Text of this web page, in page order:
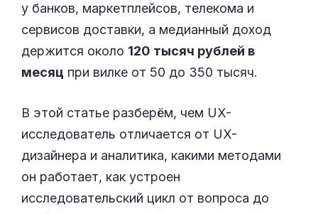
у банков, маркетплейсов, телекома и
сервисов доставки, а медианный доход
держится около 120 тысяч рублей в
месяц при вилке от 50 до 350 тысяч.
В этой статье разберём, чем UX-
исследователь отличается от UX-
дизайнера и аналитика, какими методами
он работает, как устроен
исследовательский цикл от вопроса до